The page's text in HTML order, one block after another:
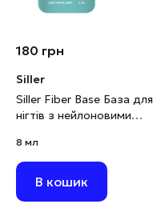
180 грн
Siller
Siller Fiber Base База для
нігтів з нейлоновими
8 мл
В кошик